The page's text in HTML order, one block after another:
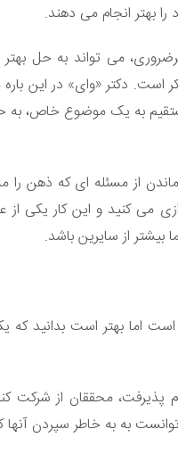
بهتر انجام می دهند.
می تواند به حل بهتر
است. دکتر «وای» در این
به یک موضوع خاص، به حل
از مسئله ای که ذهن را
می کنید و این کار یکی
از سایرین باشد.
است اما بهتر است بدانید که
پذیرفت، محققان از شرکت
توانست به به خاطر سپردن